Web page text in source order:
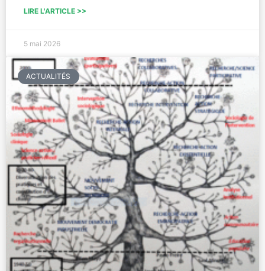
LIRE L'ARTICLE >>
5 mai 2026
ACTUALITÉS